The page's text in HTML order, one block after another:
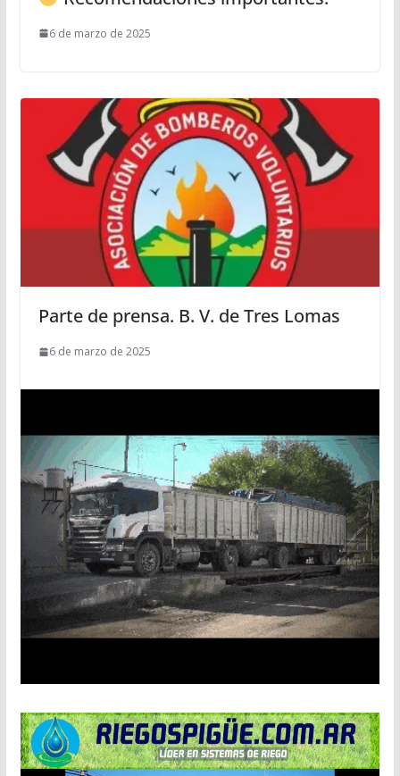
6 de marzo de 2025
Parte de prensa. B. V. de Tres Lomas
6 de marzo de 2025